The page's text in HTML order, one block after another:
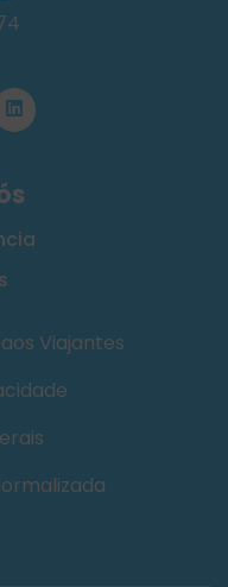
Viajantes